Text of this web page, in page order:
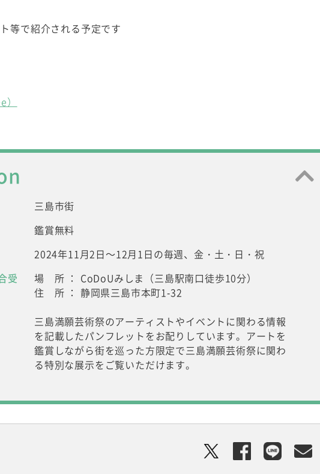
等で紹介される予定です
三島市街
鑑賞無料
2024年11月2日～12月1日の毎週、金・土・日・祝
受
場 所 ： CoDoUみしま（三島駅南口徒歩10分）
住 所 ： 静岡県三島市本町1-32
三島満願芸術祭のアーティストやイベントに関わる情報
を記載したパンフレットをお配りしています。アートを
鑑賞しながら街を巡った方限定で三島満願芸術祭に関わ
る特別な展示をご覧いただけます。